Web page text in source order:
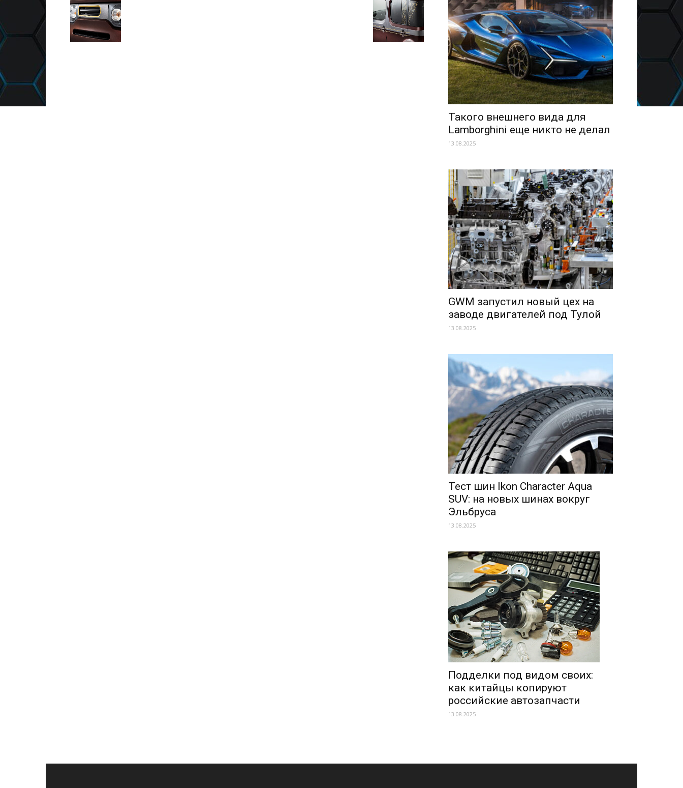
Такого внешнего вида для
Lamborghini еще никто не делал
13.08.2025
GWM запустил новый цех на
заводе двигателей под Тулой
13.08.2025
Тест шин Ikon Character Aqua
SUV: на новых шинах вокруг
Эльбруса
13.08.2025
Подделки под видом своих:
как китайцы копируют
российские автозапчасти
13.08.2025